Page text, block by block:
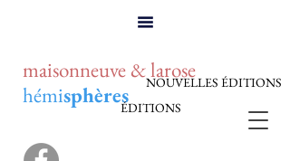
hémisphèresÉDITIONS
maisonneuve & laroseNOUVELLES ÉDITIONS